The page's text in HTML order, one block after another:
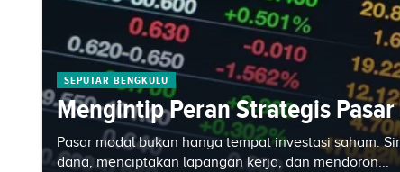
SEPUTAR BENGKULU
Mengintip Peran Strategis
Pasar modal bukan hanya tempat investasi saham.
dana, menciptakan lapangan kerja, dan mendoron...